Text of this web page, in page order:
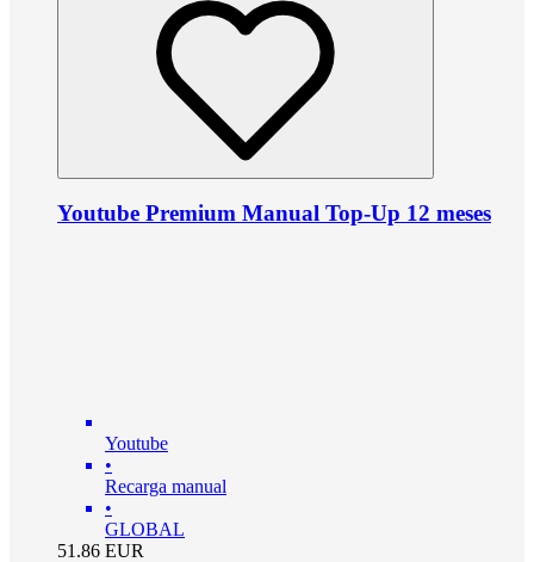
Youtube Premium Manual Top-Up 12 meses
Youtube
•
Recarga manual
•
GLOBAL
51.86 EUR